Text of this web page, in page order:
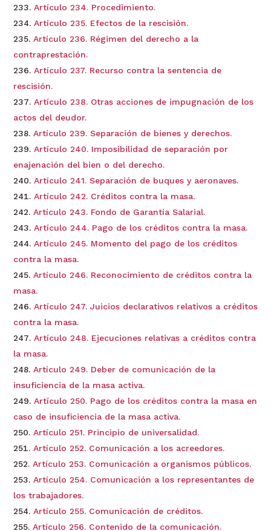
Artículo 234. Procedimiento.
Artículo 235. Efectos de la rescisión.
Artículo 236. Régimen del derecho a la
contraprestación.
Artículo 237. Recurso contra la sentencia de
rescisión.
Artículo 238. Otras acciones de impugnación de los
actos del deudor.
Artículo 239. Separación de bienes y derechos.
Artículo 240. Imposibilidad de separación por
enajenación del bien o del derecho.
Artículo 241. Separación de buques y aeronaves.
Artículo 242. Créditos contra la masa.
Artículo 243. Fondo de Garantía Salarial.
Artículo 244. Pago de los créditos contra la masa.
Artículo 245. Momento del pago de los créditos
contra la masa.
Artículo 246. Reconocimiento de créditos contra la
masa.
Artículo 247. Juicios declarativos relativos a créditos
contra la masa.
Artículo 248. Ejecuciones relativas a créditos contra
la masa.
Artículo 249. Deber de comunicación de la
insuficiencia de la masa activa.
Artículo 250. Pago de los créditos contra la masa en
caso de insuficiencia de la masa activa.
Artículo 251. Principio de universalidad.
Artículo 252. Comunicación a los acreedores.
Artículo 253. Comunicación a organismos públicos.
Artículo 254. Comunicación a los representantes de
los trabajadores.
Artículo 255. Comunicación de créditos.
Artículo 256. Contenido de la comunicación.